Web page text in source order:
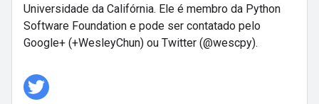
Universidade da Califórnia. Ele é membro da Python
Software Foundation e pode ser contatado pelo
Google+ (+WesleyChun) ou Twitter (@wescpy).